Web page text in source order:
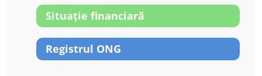
Situație financiară
Registrul ONG